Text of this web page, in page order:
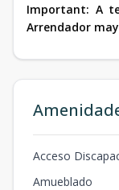
Important: A
Arrendador
Acceso
Amueblado